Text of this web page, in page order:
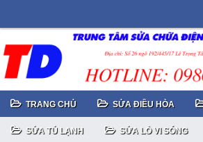
TRANG CHỦ SỬA ĐIỀU HÒA
SỬA TỦ LẠNH SỬA LÒ VI SÓNG